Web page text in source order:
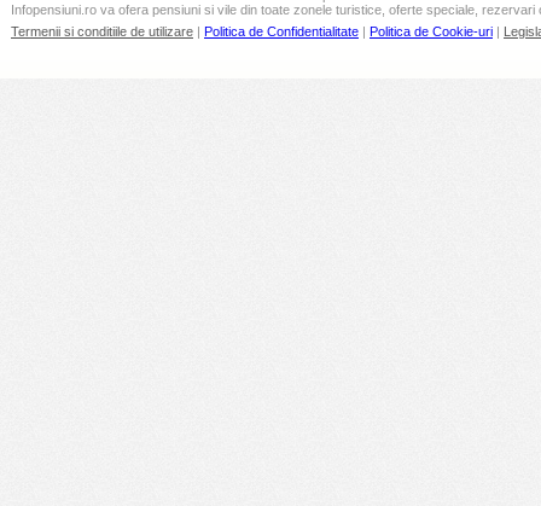
Infopensiuni.ro va ofera pensiuni si vile din toate zonele turistice, oferte speciale, rezervari
Termenii si conditiile de utilizare | Politica de Confidentialitate | Politica de Cookie-uri |